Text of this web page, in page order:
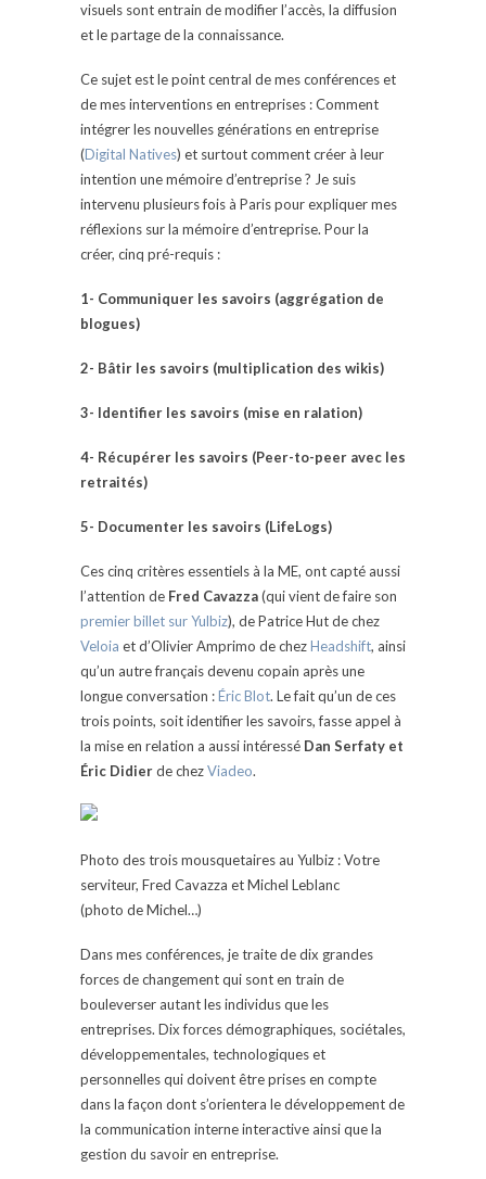
visuels sont entrain de modifier l’accès, la diffusion
et le partage de la connaissance.
Ce sujet est le point central de mes conférences et
de mes interventions en entreprises : Comment
intégrer les nouvelles générations en entreprise
(Digital Natives) et surtout comment créer à leur
intention une mémoire d’entreprise ? Je suis
intervenu plusieurs fois à Paris pour expliquer mes
réflexions sur la mémoire d’entreprise. Pour la
créer, cinq pré-requis :
1- Communiquer les savoirs (aggrégation de
blogues)
2- Bâtir les savoirs (multiplication des wikis)
3- Identifier les savoirs (mise en ralation)
4- Récupérer les savoirs (Peer-to-peer avec les
retraités)
5- Documenter les savoirs (LifeLogs)
Ces cinq critères essentiels à la ME, ont capté aussi
l’attention de Fred Cavazza(qui vient de faire son
premier billet sur Yulbiz), de Patrice Hut de chez
Veloia et d’Olivier Amprimo de chezHeadshift, ainsi
qu’un autre français devenu copain après une
longue conversation :Éric Blot. Le fait qu’un de ces
trois points, soit identifier les savoirs, fasse appel à
la mise en relation a aussi intéressé Dan Serfaty et
Éric Didierde chezViadeo.
Photo des trois mousquetaires au Yulbiz : Votre
serviteur, Fred Cavazza et Michel Leblanc
(photo de Michel…)
Dans mes conférences, je traite de dix grandes
forces de changement qui sont en train de
bouleverser autant les individus que les
entreprises. Dix forces démographiques, sociétales,
développementales, technologiques et
personnelles qui doivent être prises en compte
dans la façon dont s’orientera le développement de
la communication interne interactive ainsi que la
gestion du savoir en entreprise.